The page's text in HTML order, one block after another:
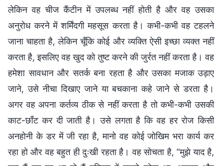
लेकिन वह चीज कैंटीन में उपलब्ध नहीं होती है और वह उसका
अनुरोध करने में शर्मिंदगी महसूस करता है। कभी-कभी वह टहलने
जाना चाहता है, लेकिन चूँकि कोई और व्यक्ति ऐसी इच्छा व्यक्त नहीं
करता है, इसलिए वह खुद को तुष्ट करने की जुर्रत नहीं करता है। वह
हमेशा सावधान और सतर्क बना रहता है और उसका मजाक उड़ाए
जाने, उसे नीचा दिखाए जाने या बचकाना कहे जाने से डरता है।
अगर वह अपना कर्तव्य ठीक से नहीं करता है तो कभी-कभी उसकी
काट-छाँट कर दी जाती है। उसे लगता है कि वह हर रोज किसी
अनहोनी के डर में जी रहा है, मानो वह कोई जोखिम भरा कार्य कर
रहा हो और वह बहुत ही दुःखी रहता है। वह सोचता है, “मुझे याद है,